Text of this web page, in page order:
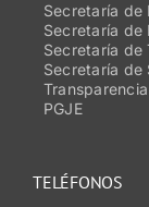
TELÉFONOS
Secretaría de
Secretaría de
Secretaría de
Secretaría de
Transparencia
PGJE